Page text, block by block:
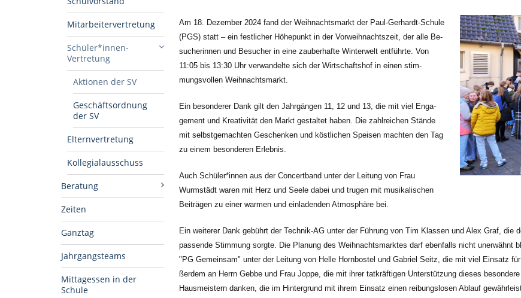
Mitarbeitervertretung
Schüler*innen-
Vertretung
Aktionen der SV
Geschäftsordnung
der SV
Elternvertretung
Kollegialausschuss
Beratung
Zeiten
Ganztag
Jahrgangsteams
Mittagessen in der
Schule
Am 18. Dezember 2024 fand der Weihnachtsmarkt der Paul-Gerhardt-Schule
(PGS) statt – ein festlicher Höhepunkt in der Vorweihnachtszeit, der alle Be­
sucherinnen und Besucher in eine zauberhafte Winterwelt entführte. Von
11:05 bis 13:30 Uhr verwandelte sich der Wirtschaftshof in einen stim­
mungsvollen Weihnachtsmarkt.
Ein besonderer Dank gilt den Jahrgängen 11, 12 und 13, die mit viel Enga­
gement und Kreativität den Markt gestaltet haben. Die zahlreichen Stände
mit selbstgemachten Geschenken und köstlichen Speisen machten den Tag
zu ei­nem besonderen Erlebnis.
Auch Schüler*innen aus der Concertband unter der Leitung von Frau
Wurmstädt waren mit Herz und Seele dabei und trugen mit mu­sikalischen
Beiträgen zu einer warmen und einladenden Atmosphäre bei.
Ein weiterer Dank gebührt der Technik-AG unter der Führung von Tim Klas­sen und Alex Graf, die
passende Stimmung sorgte. Die Planung des Weihnachtsmarktes darf ebenfalls nicht unerwähnt
"PG Gemeinsam" un­ter der Leitung von Helle Hornbostel und Gabriel Seitz, die mit viel Einsatz
ßerdem an Herrn Gebbe und Frau Joppe, die mit ih­rer tatkräftigen Unterstützung dieses
Hausmeistern danken, die im Hintergrund mit ihrem Einsatz einen reibungslosen Ablauf